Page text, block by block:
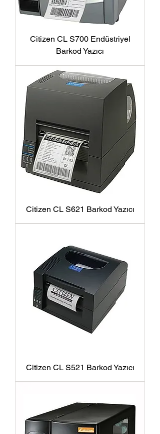
Citizen CL S700 Endüstriyel
Barkod Yazıcı
Citizen CL S621 Barkod Yazıcı
Citizen CL S521 Barkod Yazıcı